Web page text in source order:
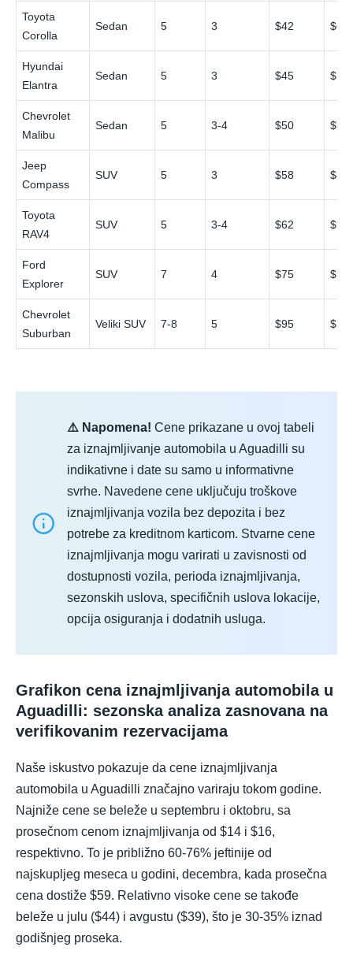
Toyota
Corolla
Sedan 5 3 $42 $65
Hyundai
Elantra
Sedan 5 3 $45 $70
Chevrolet
Malibu
Sedan 5 3-4 $50 $78
Jeep
Compass
SUV 5 3 $58 $88
Toyota
RAV4
SUV 5 3-4 $62 $95
Ford
Explorer
SUV 7 4 $75
Chevrolet
Suburban
Veliki SUV 7-8 5 $95
⚠️ Napomena! Cene prikazane u ovoj tabeli
za iznajmljivanje automobila u Aguadilli su
indikativne i date su samo u informativne
svrhe. Navedene cene uključuju troškove
iznajmljivanja vozila bez depozita i bez
potrebe za kreditnom karticom. Stvarne cene
iznajmljivanja mogu varirati u zavisnosti od
dostupnosti vozila, perioda iznajmljivanja,
sezonskih uslova, specifičnih uslova lokacije,
opcija osiguranja i dodatnih usluga.
Grafikon cena iznajmljivanja automobila u
Aguadilli: sezonska analiza zasnovana na
verifikovanim rezervacijama
Naše iskustvo pokazuje da cene iznajmljivanja
automobila u Aguadilli značajno variraju tokom godine.
Najniže cene se beleže u septembru i oktobru, sa
prosečnom cenom iznajmljivanja od $14 i $16,
respektivno. To je približno 60-76% jeftinije od
najskupljeg meseca u godini, decembra, kada prosečna
cena dostiže $59. Relativno visoke cene se takođe
beleže u julu ($44) i avgustu ($39), što je 30-35% iznad
godišnjeg proseka.